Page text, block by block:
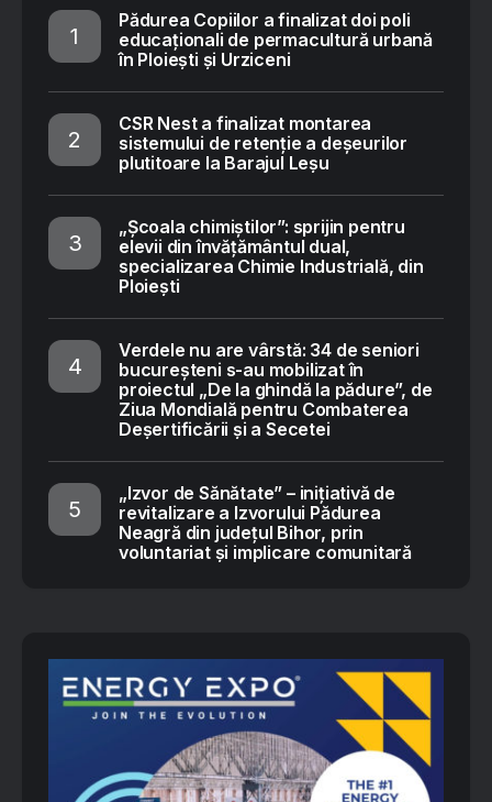
Pădurea Copiilor a finalizat doi poli
educaționali de permacultură urbană
în Ploiești și Urziceni
CSR Nest a finalizat montarea
sistemului de retenție a deșeurilor
plutitoare la Barajul Leșu
„Școala chimiștilor”: sprijin pentru
elevii din învățământul dual,
specializarea Chimie Industrială, din
Ploiești
Verdele nu are vârstă: 34 de seniori
bucureșteni s-au mobilizat în
proiectul „De la ghindă la pădure”, de
Ziua Mondială pentru Combaterea
Deșertificării și a Secetei
„Izvor de Sănătate” – inițiativă de
revitalizare a Izvorului Pădurea
Neagră din județul Bihor, prin
voluntariat și implicare comunitară